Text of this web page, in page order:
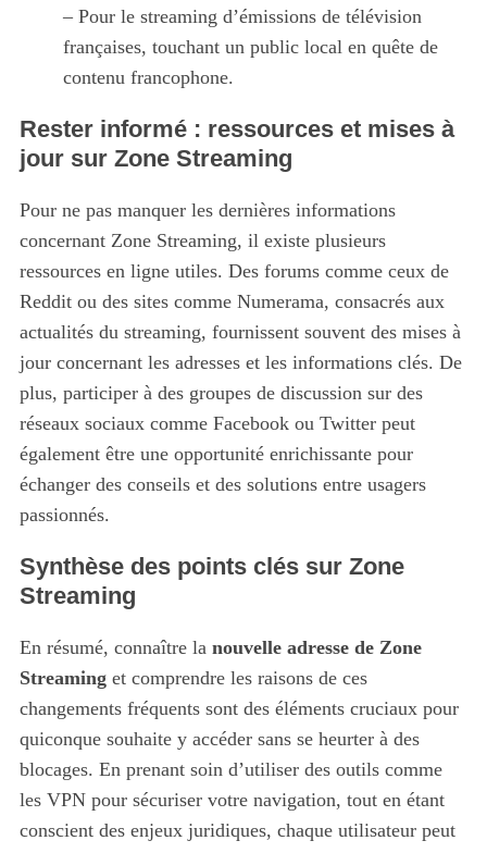
– Pour le streaming d’émissions de télévision
françaises, touchant un public local en quête de
contenu francophone.
Rester informé : ressources et mises à
jour sur Zone Streaming
Pour ne pas manquer les dernières informations
concernant Zone Streaming, il existe plusieurs
ressources en ligne utiles. Des forums comme ceux de
Reddit ou des sites comme Numerama, consacrés aux
actualités du streaming, fournissent souvent des mises à
jour concernant les adresses et les informations clés. De
plus, participer à des groupes de discussion sur des
réseaux sociaux comme Facebook ou Twitter peut
également être une opportunité enrichissante pour
échanger des conseils et des solutions entre usagers
passionnés.
Synthèse des points clés sur Zone
Streaming
En résumé, connaître la nouvelle adresse de Zone
Streaminget comprendre les raisons de ces
changements fréquents sont des éléments cruciaux pour
quiconque souhaite y accéder sans se heurter à des
blocages. En prenant soin d’utiliser des outils comme
les VPN pour sécuriser votre navigation, tout en étant
conscient des enjeux juridiques, chaque utilisateur peut
a
h
f
: